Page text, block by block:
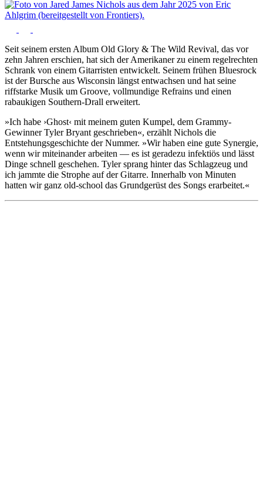
Seit seinem ersten Album Old Glory & The Wild Revival, das vor
zehn Jahren erschien, hat sich der Amerikaner zu einem regelrechten
Schrank von einem Gitarristen entwickelt. Seinem frühen Bluesrock
ist der Bursche aus Wisconsin längst entwachsen und hat seine
riffstarke Musik um Groove, vollmundige Refrains und einen
rabaukigen Southern-Drall erweitert.
»Ich habe ›Ghost‹ mit meinem guten Kumpel, dem Grammy-
Gewinner Tyler Bryant geschrieben«, erzählt Nichols die
Entstehungsgeschichte der Nummer. »Wir haben eine gute Synergie,
wenn wir miteinander arbeiten — es ist geradezu infektiös und lässt
Dinge schnell geschehen. Tyler sprang hinter das Schlagzeug und
ich jammte die Strophe auf der Gitarre. Innerhalb von Minuten
hatten wir ganz old-school das Grundgerüst des Songs erarbeitet.«